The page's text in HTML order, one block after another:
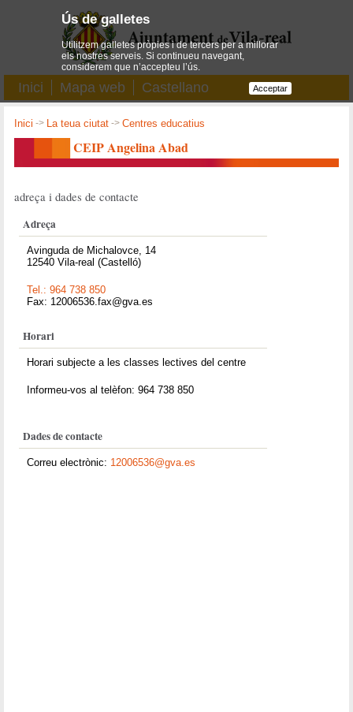
Inici Mapa web Castellano
Inici -> La teua ciutat ->Centres educatius
CEIP Angelina Abad
adreça i dades de contacte
Adreça
Avinguda de Michalovce, 14
12540 Vila-real (Castelló)
Tel.: 964 738 850
Fax: 12006536.fax@gva.es
Horari
Horari subjecte a les classes lectives del centre
Informeu-vos al telèfon: 964 738 850
Dades de contacte
Correu electrònic: 12006536@gva.es
Ús de galletes
Utilitzem galletes pròpies i de tercers per a millorar
els nostres serveis. Si continueu navegant,
considerem que n’accepteu l’ús.
Acceptar